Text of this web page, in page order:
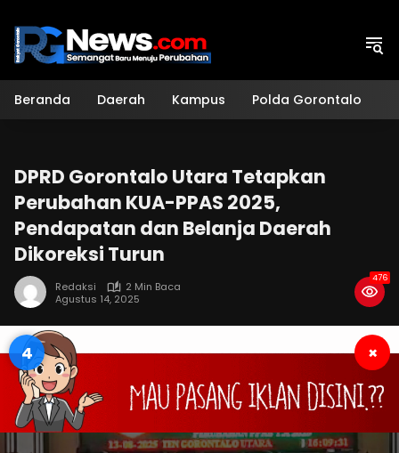
konten
Beranda Daerah Kampus Polda Gorontalo
DPRD Gorontalo Utara Tetapkan
Perubahan KUA-PPAS 2025,
Pendapatan dan Belanja Daerah
Dikoreksi Turun
Redaksi
2 Min Baca
Agustus 14, 2025
476
3 ×